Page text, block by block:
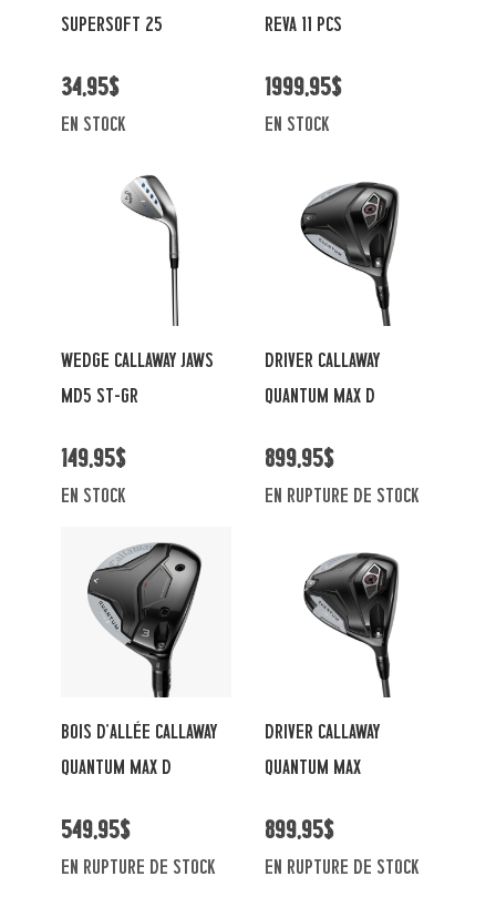
SUPERSOFT 25
34,95$
en stock
REVA 11 PCS
1999,95$
en stock
WEDGE CALLAWAY JAWS
MD5 ST-GR
149,95$
en stock
DRIVER CALLAWAY
QUANTUM MAX D
899,95$
En rupture de stock
BOIS D'ALLÉE CALLAWAY
QUANTUM MAX D
549,95$
En rupture de stock
DRIVER CALLAWAY
QUANTUM MAX
899,95$
En rupture de stock